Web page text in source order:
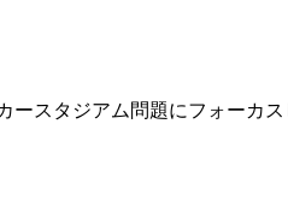
ースタジアム問題にフォーカ